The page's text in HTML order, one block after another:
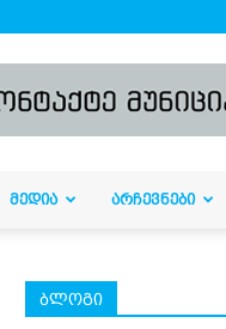
ᲛᲔᲓᲘᲐ ᲐᲠᲩᲔᲕᲜᲔᲑᲘ
ბლოგი